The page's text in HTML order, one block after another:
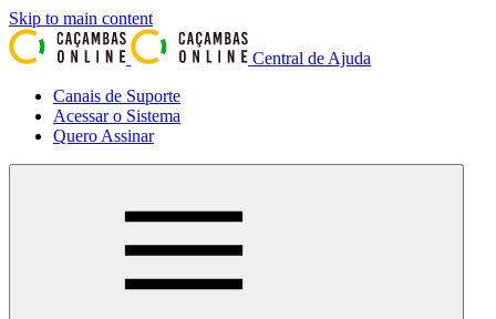
Skip to main content
Central de Ajuda
Canais de Suporte
Acessar o Sistema
Quero Assinar